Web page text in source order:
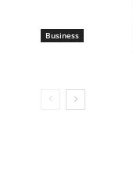
Business